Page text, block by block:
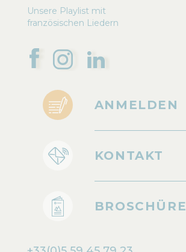
Unsere Playlist mit
französischen Liedern
ANMELDEN
KONTAKT
BROSCHÜRE